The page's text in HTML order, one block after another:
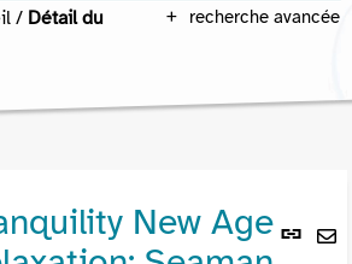
recherche avancée
/ Détail du
Lien
New Age